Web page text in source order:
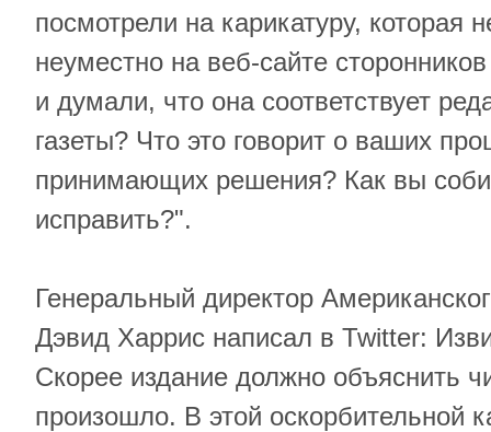
посмотрели на карикатуру, которая
неуместно на веб-сайте
и думали, что она соответствует
газеты? Что это говорит о ваших
принимающих решения? Как вы
исправить?".
Генеральный директор
Дэвид Харрис написал в Twitter:
Скорее издание должно объяснить
произошло. В этой оскорбительной